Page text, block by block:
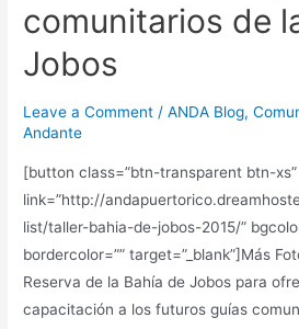
comunitarios de
Jobos
Leave a Comment /ANDA Blog,
Andante
[button class=”btn-transparent btn-xs”
link=”http://
list/taller-bahia-de-jobos-2015/”
bordercolor=”” target=”_blank”]Más
Reserva de la Bahía de Jobos para
capacitación a los futuros guías